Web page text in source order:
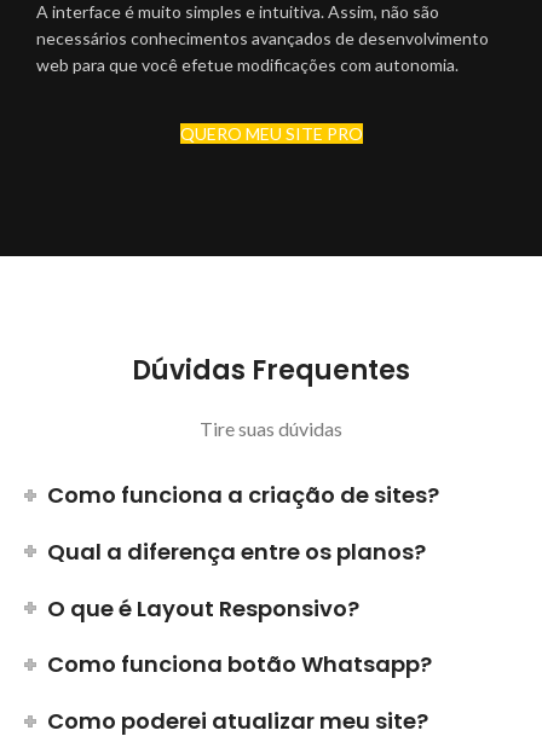
A interface é muito simples e intuitiva. Assim, não são
necessários conhecimentos avançados de desenvolvimento
web para que você efetue modificações com autonomia.
QUERO MEU SITE PRO
Dúvidas Frequentes
Tire suas dúvidas
Como funciona a criação de sites?
Qual a diferença entre os planos?
O que é Layout Responsivo?
Como funciona botão Whatsapp?
Como poderei atualizar meu site?